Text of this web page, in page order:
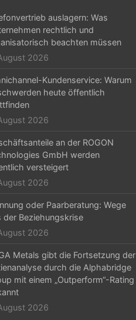
auslagern: Was
rechtlich und
beachten müssen
2026
Kundenservice: Warum
heute öffentlich
2026
an der ROGON
GmbH werden
versteigert
2026
oder Paarberatung: Wege
der Beziehungskrise
2026
Metals gibt die Fortsetzung der
durch die Alphabridge
mit einem „Outperform“-Rating
2026